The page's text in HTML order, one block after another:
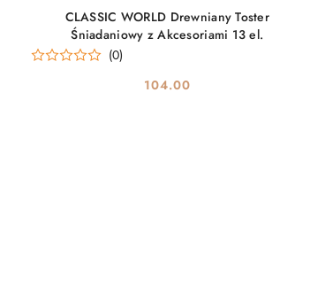
CLASSIC WORLD Drewniany Toster
Śniadaniowy z Akcesoriami 13 el.
(0)
Cena:
104.00
DO KOSZYKA